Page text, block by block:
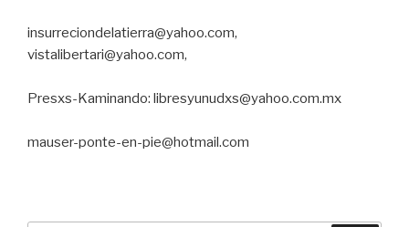
insurreciondelatierra@yahoo.com,
vistalibertari@yahoo.com,
Presxs-Kaminando: libresyunudxs@yahoo.com.mx
mauser-ponte-en-pie@hotmail.com